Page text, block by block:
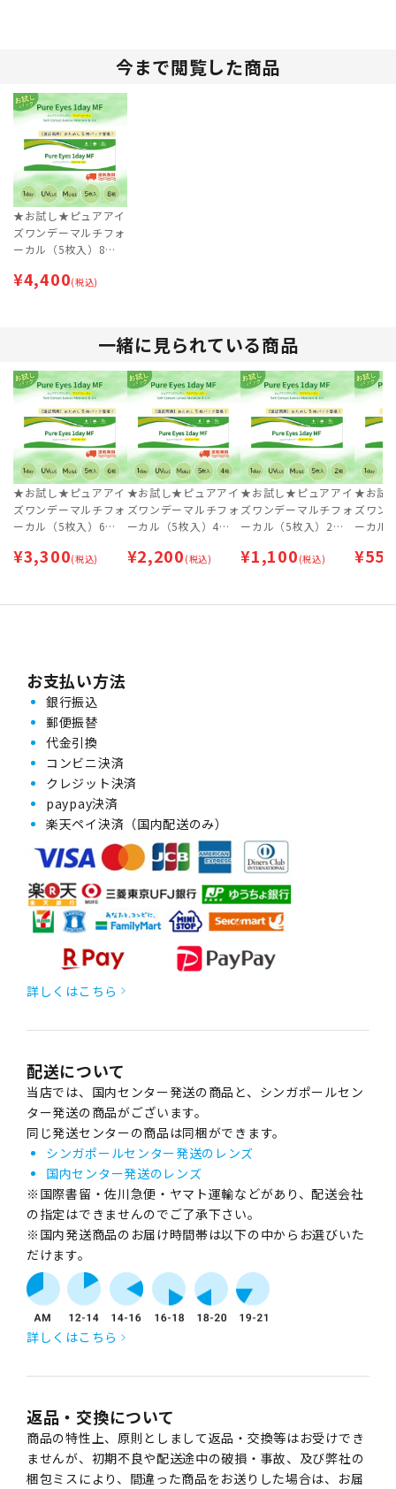
今まで閲覧した商品
★お試し★ピュアアイ
ズワンデーマルチフォ
ーカル（5枚入）8箱
両用コンタクトレンズ
¥4,400(税込)
一緒に見られている商品
★お試し★ピュアアイ
ズワンデーマルチフォ
ーカル（5枚入）6箱
両用コンタクトレンズ
¥3,300(税込)
★お試し★ピュアアイ
ズワンデーマルチフォ
ーカル（5枚入）4箱
コポス専用】 | 遠近両
¥2,200 (税込)
★お試し★ピュアアイ
ズワンデーマルチフォ
ーカル（5枚入）2箱
ポス専用】 | 遠近両用
¥1,100 (税込)
★お試
ズワン
ーカル
用コン
¥550
お支払い方法
銀行振込
郵便振替
代金引換
コンビニ決済
クレジット決済
paypay決済
楽天ペイ決済（国内配送のみ）
詳しくはこちら
配送について
当店では、国内センター発送の商品と、シンガポールセン
ター発送の商品がございます。
同じ発送センターの商品は同梱ができます。
シンガポールセンター発送のレンズ
国内センター発送のレンズ
※国際書留・佐川急便・ヤマト運輸などがあり、配送会社
の指定はできませんのでご了承下さい。
※国内発送商品のお届け時間帯は以下の中からお選びいた
だけます。
詳しくはこちら
返品・交換について
商品の特性上、原則としまして返品・交換等はお受けでき
ませんが、初期不良や配送途中の破損・事故、及び弊社の
梱包ミスにより、間違った商品をお送りした場合は、お届